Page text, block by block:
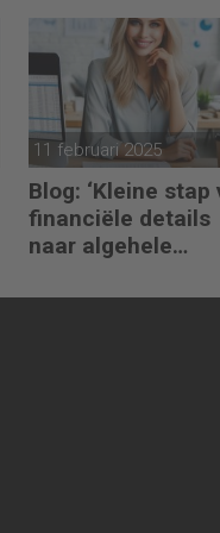
turbulente tijden
11 februari 2025
Blog: ‘Kleine stap
financiële details
naar algehele